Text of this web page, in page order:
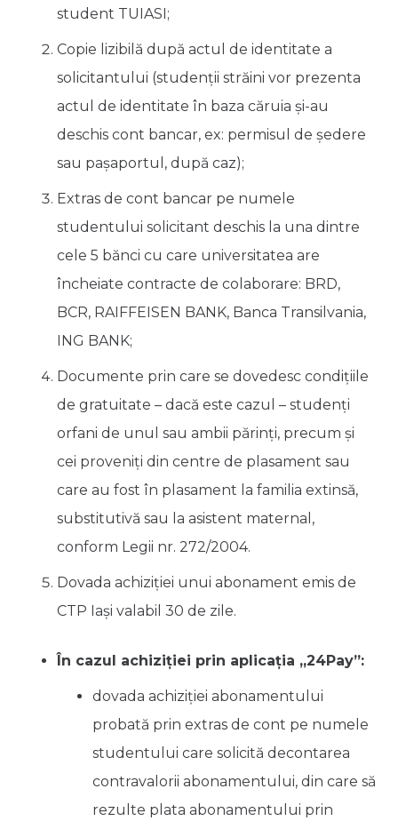
student TUIASI;
Copie lizibilă după actul de identitate a
solicitantului (studenții străini vor prezenta
actul de identitate în baza căruia și-au
deschis cont bancar, ex: permisul de ședere
sau pașaportul, după caz);
Extras de cont bancar pe numele
studentului solicitant deschis la una dintre
cele 5 bănci cu care universitatea are
încheiate contracte de colaborare: BRD,
BCR, RAIFFEISEN BANK, Banca Transilvania,
ING BANK;
Documente prin care se dovedesc condițiile
de gratuitate – dacă este cazul – studenți
orfani de unul sau ambii părinți, precum și
cei proveniți din centre de plasament sau
care au fost în plasament la familia extinsă,
substitutivă sau la asistent maternal,
conform Legii nr. 272/2004.
Dovada achiziției unui abonament emis de
CTP Iași valabil 30 de zile.
În cazul achiziției prin aplicația „24Pay”:
dovada achiziției abonamentului
probată prin extras de cont pe numele
studentului care solicită decontarea
contravalorii abonamentului, din care să
rezulte plata abonamentului prin